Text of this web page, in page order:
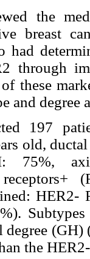
the
breast
had
through
these
and degree
197
old,
75%,
degree
the